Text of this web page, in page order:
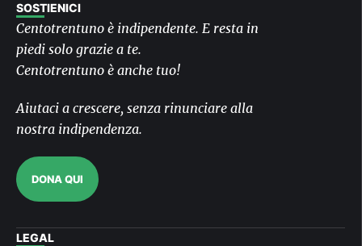
SOSTIENICI
Centotrentuno è indipendente. E resta in
piedi solo grazie a te.
Centotrentuno è anche tuo!
Aiutaci a crescere, senza rinunciare alla
nostra indipendenza.
DONA QUI
LEGAL